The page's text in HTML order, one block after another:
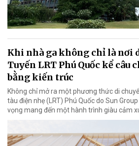
Khi nhà ga không chỉ là nơi
Tuyến LRT Phú Quốc kể câu
bằng kiến trúc
Không chỉ mở ra một phương thức di
tàu điện nhẹ (LRT) Phú Quốc do Sun
vọng mang đến một hành trình giàu cảm